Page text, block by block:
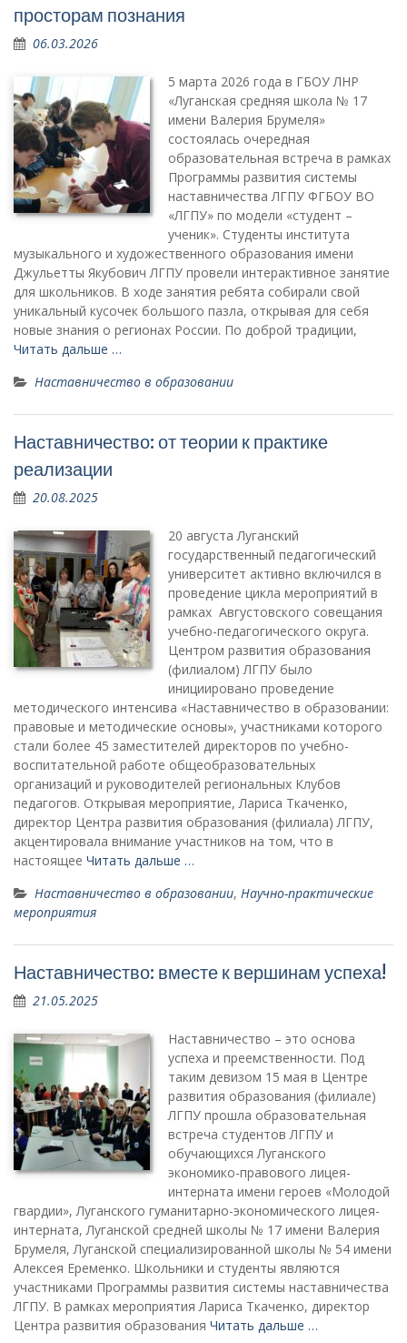
просторам познания
06.03.2026
5 марта 2026 года в ГБОУ ЛНР
«Луганская средняя школа № 17
имени Валерия Брумеля»
состоялась очередная
образовательная встреча в рамках
Программы развития системы
наставничества ЛГПУ ФГБОУ ВО
«ЛГПУ» по модели «студент –
ученик». Студенты института
музыкального и художественного образования имени
Джульетты Якубович ЛГПУ провели интерактивное занятие
для школьников. В ходе занятия ребята собирали свой
уникальный кусочек большого пазла, открывая для себя
новые знания о регионах России. По доброй традиции,
Читать дальше …
Наставничество в образовании
Наставничество: от теории к практике
реализации
20.08.2025
20 августа Луганский
государственный педагогический
университет активно включился в
проведение цикла мероприятий в
рамках Августовского совещания
учебно-педагогического округа.
Центром развития образования
(филиалом) ЛГПУ было
инициировано проведение
методического интенсива «Наставничество в образовании:
правовые и методические основы», участниками которого
стали более 45 заместителей директоров по учебно-
воспитательной работе общеобразовательных
организаций и руководителей региональных Клубов
педагогов. Открывая мероприятие, Лариса Ткаченко,
директор Центра развития образования (филиала) ЛГПУ,
акцентировала внимание участников на том, что в
настоящее Читать дальше …
Наставничество в образовании, Научно-практические
мероприятия
Наставничество: вместе к вершинам успеха!
21.05.2025
Наставничество – это основа
успеха и преемственности. Под
таким девизом 15 мая в Центре
развития образования (филиале)
ЛГПУ прошла образовательная
встреча студентов ЛГПУ и
обучающихся Луганского
экономико-правового лицея-
интерната имени героев «Молодой
гвардии», Луганского гуманитарно-экономического лицея-
интерната, Луганской средней школы № 17 имени Валерия
Брумеля, Луганской специализированной школы № 54 имени
Алексея Еременко. Школьники и студенты являются
участниками Программы развития системы наставничества
ЛГПУ. В рамках мероприятия Лариса Ткаченко, директор
Центра развития образования Читать дальше …